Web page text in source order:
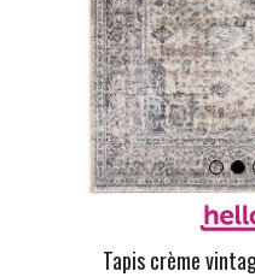
Tapis crème